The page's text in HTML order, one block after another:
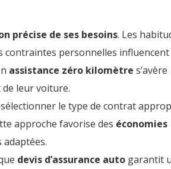
précise de ses besoins. Les
contraintes personnelles influencent
assistance zéro kilomètre s’avère
leur voiture.
le type de contrat
approche favorise des économies
devis d’assurance auto garantit